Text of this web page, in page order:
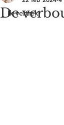
Ik vertrek
De